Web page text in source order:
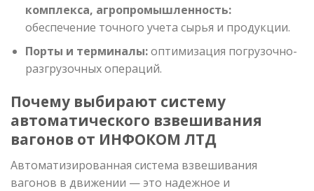
комплекса, агропромышленность:
обеспечение точного учета сырья и продукции.
Порты и терминалы:оптимизация погрузочно-
разгрузочных операций.
Почему выбирают систему
автоматического взвешивания
вагонов от ИНФОКОМ ЛТД
Автоматизированная система взвешивания
вагонов в движении — это надежное и